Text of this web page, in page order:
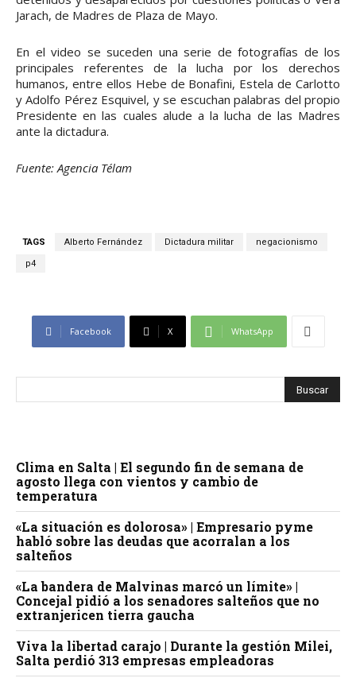
Jarach, de Madres de Plaza de Mayo.
En el video se suceden una serie de fotografías de los
principales referentes de la lucha por los derechos
humanos, entre ellos Hebe de Bonafini, Estela de Carlotto
y Adolfo Pérez Esquivel, y se escuchan palabras del propio
Presidente en las cuales alude a la lucha de las Madres
ante la dictadura.
Fuente: Agencia Télam
TAGS Alberto Fernández Dictadura militar negacionismo
p4
Facebook X WhatsApp
Clima en Salta | El segundo fin de semana de
agosto llega con vientos y cambio de
temperatura
«La situación es dolorosa» | Empresario pyme
habló sobre las deudas que acorralan a los
salteños
«La bandera de Malvinas marcó un límite» |
Concejal pidió a los senadores salteños que no
extranjericen tierra gaucha
Viva la libertad carajo | Durante la gestión Milei,
Salta perdió 313 empresas empleadoras